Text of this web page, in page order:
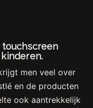
men veel over
en de producten
ook aantrekkelijk